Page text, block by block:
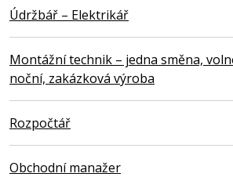
Údržbář – Elektrikář
Montážní technik – jedna směna,
noční, zakázková výroba
Rozpočtář
Obchodní manažer